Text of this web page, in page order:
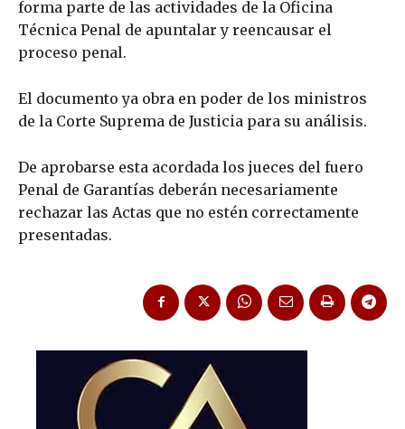
forma parte de las actividades de la Oficina
Técnica Penal de apuntalar y reencausar el
proceso penal.
El documento ya obra en poder de los ministros
de la Corte Suprema de Justicia para su análisis.
De aprobarse esta acordada los jueces del fuero
Penal de Garantías deberán necesariamente
rechazar las Actas que no estén correctamente
presentadas.